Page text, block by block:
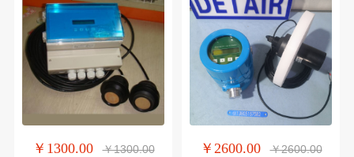
￥1300.00 ￥1300.00 ￥2600.00 ￥2600.00